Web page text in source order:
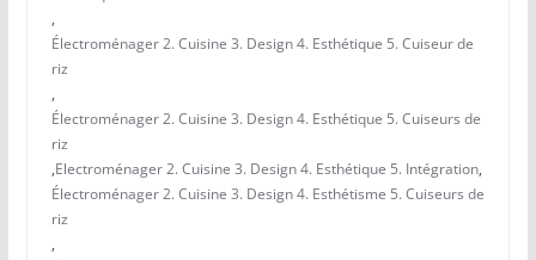
,
Électroménager 2. Cuisine 3. Design 4. Esthétique 5. Cuiseur de
riz
,
Électroménager 2. Cuisine 3. Design 4. Esthétique 5. Cuiseurs de
riz
,Electroménager 2. Cuisine 3. Design 4. Esthétique 5. Intégration,
Électroménager 2. Cuisine 3. Design 4. Esthétisme 5. Cuiseurs de
riz
,